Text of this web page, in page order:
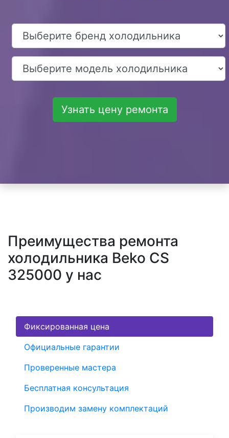
Узнать цену ремонта
Преимущества ремонта
холодильника Beko CS
325000 у нас
Фиксированная цена
Официальные гарантии
Проверенные мастера
Бесплатная консультация
Производим замену комплектаций